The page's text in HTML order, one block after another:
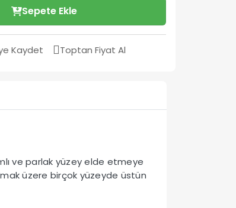
Sepete Ekle
Kaydet Toptan Fiyat Al
ve parlak yüzey elde etmeye
üzere birçok yüzeyde üstün